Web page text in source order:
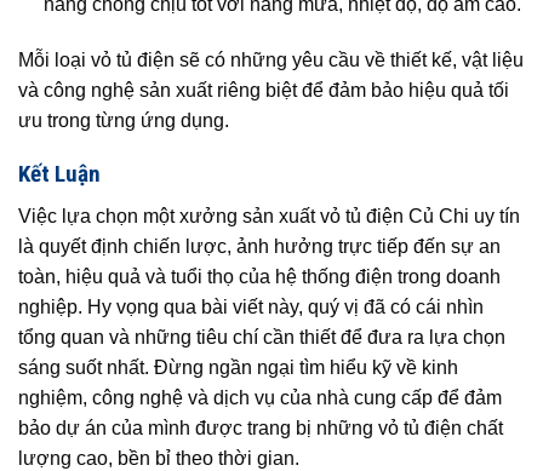
Mỗi loại vỏ tủ điện sẽ có những yêu cầu về thiết kế, vật liệu
và công nghệ sản xuất riêng biệt để đảm bảo hiệu quả tối
ưu trong từng ứng dụng.
Kết Luận
Việc lựa chọn một xưởng sản xuất vỏ tủ điện Củ Chi uy tín
là quyết định chiến lược, ảnh hưởng trực tiếp đến sự an
toàn, hiệu quả và tuổi thọ của hệ thống điện trong doanh
nghiệp. Hy vọng qua bài viết này, quý vị đã có cái nhìn
tổng quan và những tiêu chí cần thiết để đưa ra lựa chọn
sáng suốt nhất. Đừng ngần ngại tìm hiểu kỹ về kinh
nghiệm, công nghệ và dịch vụ của nhà cung cấp để đảm
bảo dự án của mình được trang bị những vỏ tủ điện chất
lượng cao, bền bỉ theo thời gian.